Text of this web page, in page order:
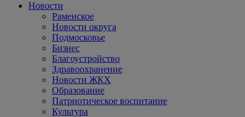
Новости
Раменское
Новости округа
Подмосковье
Бизнес
Благоустройство
Здравоохранение
Новости ЖКХ
Образование
Патриотическое воспитание
Культура